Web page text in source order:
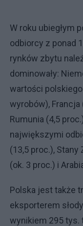
W roku ubiegłym
odbiorcy z ponad
rynków zbytu
dominowały:
wartości
wyrobów), Francja
Rumunia (4,5
największymi
(13,5 proc.),
(ok. 3 proc.) i
Polska jest także
eksporterem
wynikiem 295 tys.